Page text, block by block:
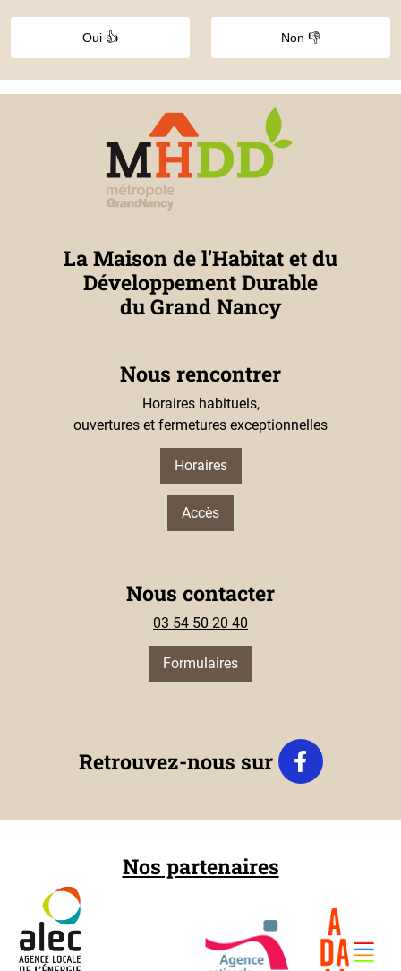
Oui 👍 Non 👎
La Maison de l'Habitat et du
Développement Durable
du Grand Nancy
Nous rencontrer
Horaires habituels,
ouvertures et fermetures exceptionnelles
Horaires
Accès
Nous contacter
03 54 50 20 40
Formulaires
Retrouvez-nous sur
Nos partenaires